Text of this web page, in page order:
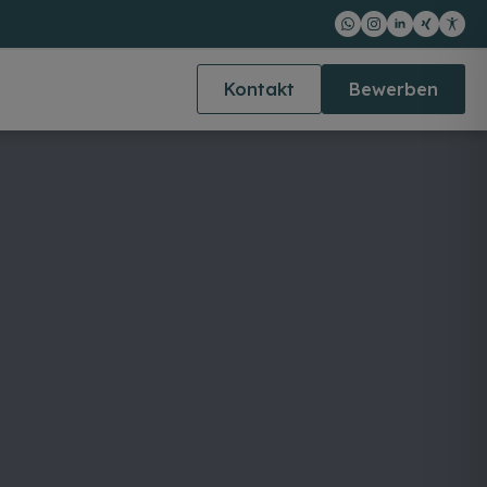
Kontakt Bewerben